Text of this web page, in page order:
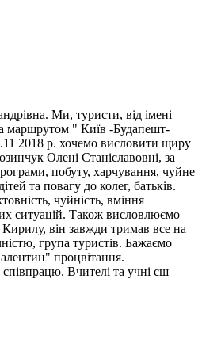
Ми, туристи, від імені
маршрутом " Київ -Будапешт-
2018 р. хочемо висловити щиру
Олені Станіславовні, за
побуту, харчування, чуйне
та повагу до колег, батьків.
чуйність, вміння
ситуацій. Також висловлюємо
він завжди тримав все на
група туристів. Бажаємо
процвітання.
Вчителі та учні сш